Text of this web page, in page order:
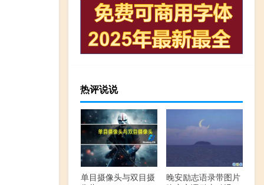
热评说说
单目摄像头与双目摄
晚安励志语录带图片